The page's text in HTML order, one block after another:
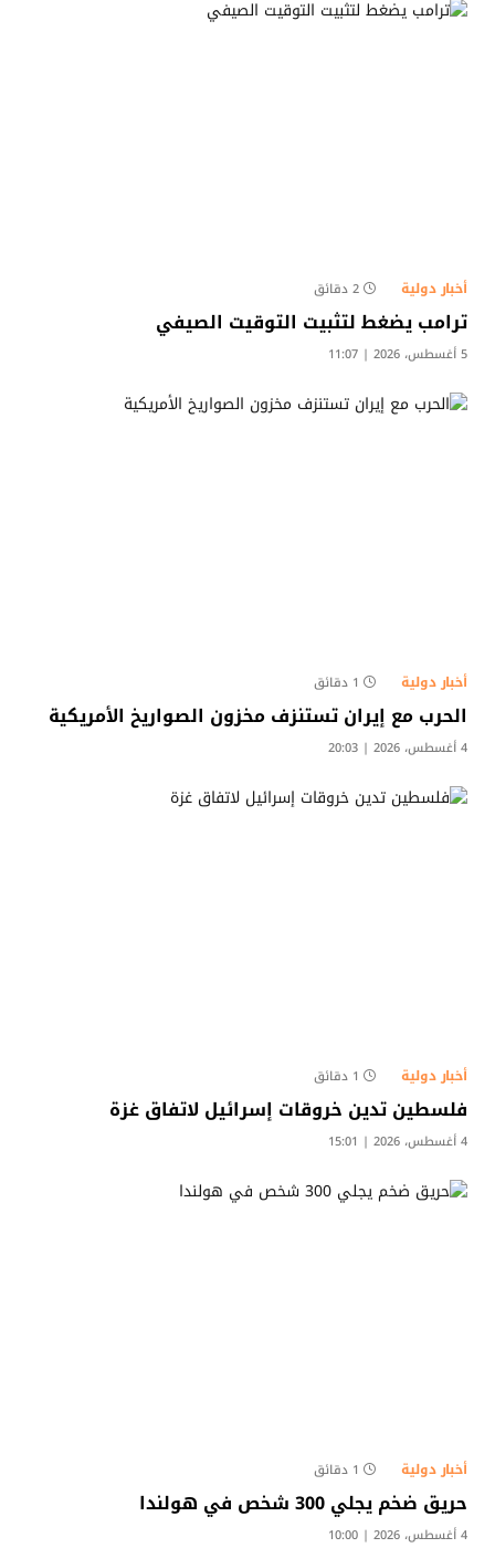
أخبار دولية 2 دقائق
ترامب يضغط لتثبيت التوقيت الصيفي
5 أغسطس، 2026 | 11:07
أخبار دولية 1 دقائق
الحرب مع إيران تستنزف مخزون الصواريخ الأمريكية
4 أغسطس، 2026 | 20:03
أخبار دولية 1 دقائق
فلسطين تدين خروقات إسرائيل لاتفاق غزة
4 أغسطس، 2026 | 15:01
أخبار دولية 1 دقائق
حريق ضخم يجلي 300 شخص في هولندا
4 أغسطس، 2026 | 10:00